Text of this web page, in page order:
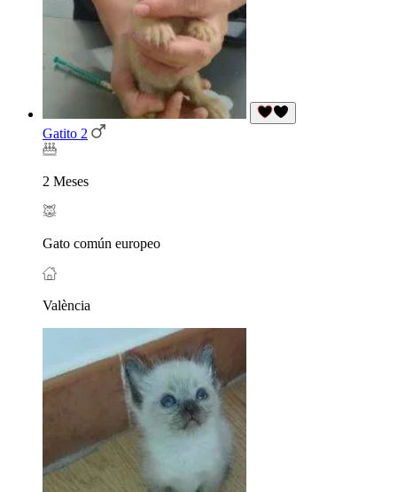
Gatito 2
2 Meses
Gato común europeo
València